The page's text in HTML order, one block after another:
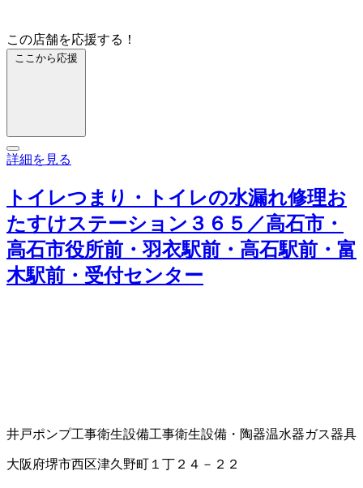
この店舗を応援する！
ここから応援
詳細を見る
トイレつまり・トイレの水漏れ修理お
たすけステーション３６５／高石市・
高石市役所前・羽衣駅前・高石駅前・富
木駅前・受付センター
井戸ポンプ工事衛生設備工事衛生設備・陶器温水器ガス器具
大阪府堺市西区津久野町１丁２４－２２